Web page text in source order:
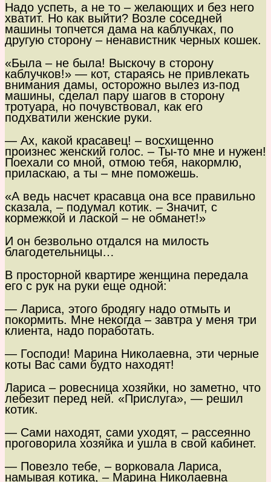
Надо успеть, а не то – желающих и без него
хватит. Но как выйти? Возле соседней
машины топчется дама на каблучках, по
другую сторону – ненавистник черных кошек.
«Была – не была! Выскочу в сторону
каблучков!» — кот, стараясь не привлекать
внимания дамы, осторожно вылез из-под
машины, сделал пару шагов в сторону
тротуара, но почувствовал, как его
подхватили женские руки.
— Ах, какой красавец! – восхищенно
произнес женский голос. – Ты-то мне и нужен!
Поехали со мной, отмою тебя, накормлю,
приласкаю, а ты – мне поможешь.
«А ведь насчет красавца она все правильно
сказала, – подумал котик. – Значит, с
кормежкой и лаской – не обманет!»
И он безвольно отдался на милость
благодетельницы…
В просторной квартире женщина передала
его с рук на руки еще одной:
— Лариса, этого бродягу надо отмыть и
покормить. Мне некогда – завтра у меня три
клиента, надо поработать.
— Господи! Марина Николаевна, эти черные
коты Вас сами будто находят!
Лариса – ровесница хозяйки, но заметно, что
лебезит перед ней. «Прислуга», — решил
котик.
— Сами находят, сами уходят, – рассеянно
проговорила хозяйка и ушла в свой кабинет.
— Повезло тебе, – ворковала Лариса,
намывая котика, – Марина Николаевна